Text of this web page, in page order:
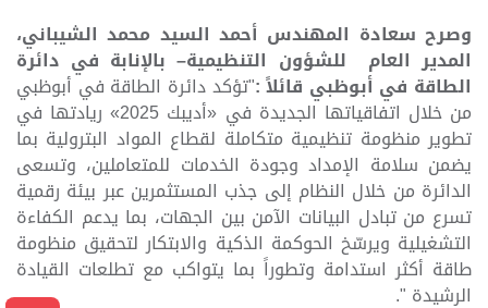
وصرح سعادة المهندس أحمد السيد محمد الشيباني،
المدير العام للشؤون التنظيمية– بالإنابة في دائرة
الطاقة في أبوظبي قائلاً:"تؤكد دائرة الطاقة في أبوظبي
من خلال اتفاقياتها الجديدة في «أديبك 2025» ريادتها في
تطوير منظومة تنظيمية متكاملة لقطاع المواد البترولية بما
يضمن سلامة الإمداد وجودة الخدمات للمتعاملين، وتسعى
الدائرة من خلال النظام إلى جذب المستثمرين عبر بيئة رقمية
تسرع من تبادل البيانات الآمن بين الجهات، بما يدعم الكفاءة
التشغيلية ويرسّخ الحوكمة الذكية والابتكار لتحقيق منظومة
طاقة أكثر استدامة وتطوراً بما يتواكب مع تطلعات القيادة
الرشيدة ".